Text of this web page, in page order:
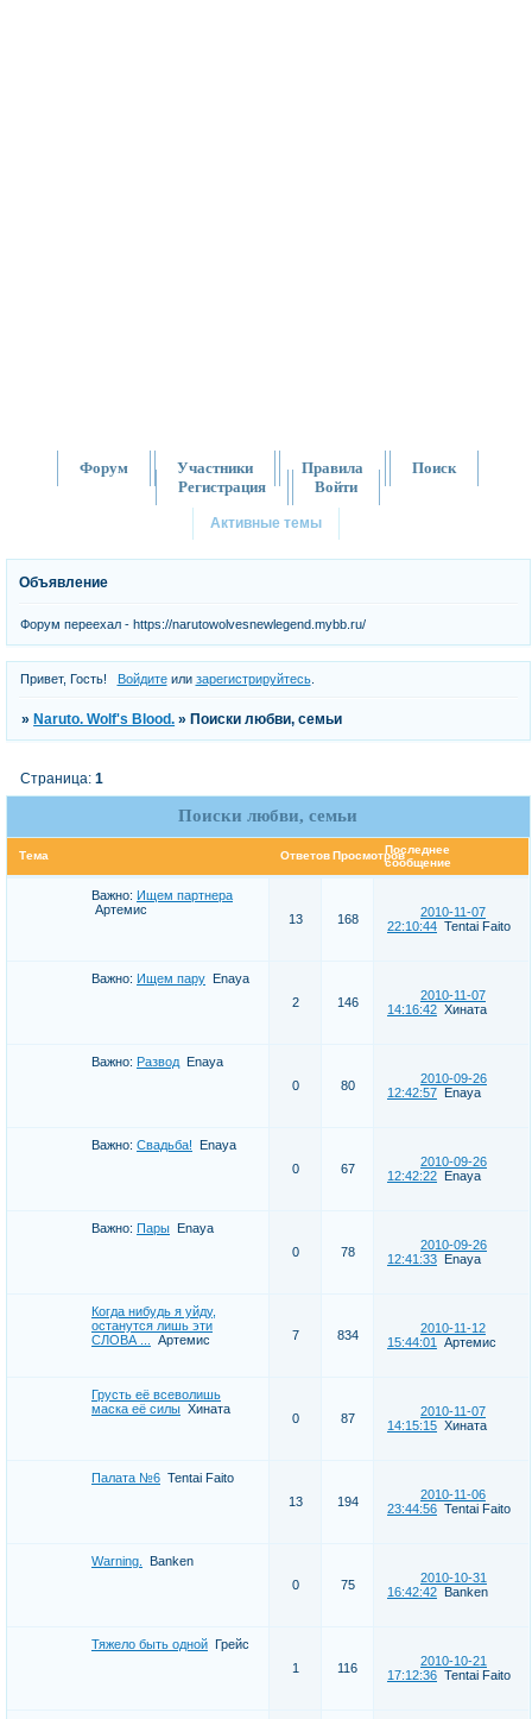
Форум Участники Правила
Поиск
Регистрация
Войти
Активные темы
Объявление
Форум переехал - https://narutowolvesnewlegend.mybb.ru/
Привет, Гость! Войдитеили зарегистрируйтесь.
» Naruto. Wolf's Blood. » Поиски любви, семьи
Поиски любви, семьи
Страница:1
Тема ОтветовПросмотровПоследнее
сообщение
Важно: Ищем партнера
Артемис
13 168
2010-11-07
22:10:44 Tentai Faito
Важно: Ищем пару Enaya
2
146
2010-11-07
14:16:42 Хината
Важно: Развод Enaya
0
80
2010-09-26
12:42:57 Enaya
Важно: Свадьба! Enaya
0
67
2010-09-26
12:42:22 Enaya
Важно: Пары Enaya
0
78
2010-09-26
12:41:33 Enaya
Когда нибудь я уйду,
останутся лишь эти
СЛОВА ...
Артемис 7 834
2010-11-12
15:44:01
Артемис
Грусть её всеволишь
маска её силы Хината
0 87
2010-11-07
14:15:15 Хината
Палата №6 Tentai Faito
13
194
2010-11-06
23:44:56 Tentai Faito
Warning.
Banken
0
75
2010-10-31
16:42:42 Banken
Тяжело быть одной Грейс
1
116
2010-10-21
17:12:36 Tentai Faito